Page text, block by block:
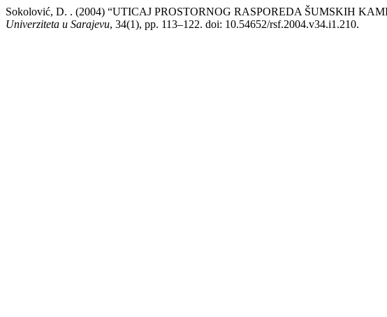
Sokolović, D. . (2004) “UTICAJ PROSTORNOG RASPOREDA ŠUMSKIH
Univerziteta u Sarajevu, 34(1), pp. 113–122. doi: 10.54652/rsf.2004.v34.i1.210.